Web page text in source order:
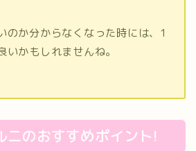
のか分からなくなった時には、1
かもしれませんね。
ニのおすすめポイント!